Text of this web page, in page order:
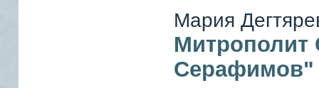
Мария
Митрополит
Серафимов"